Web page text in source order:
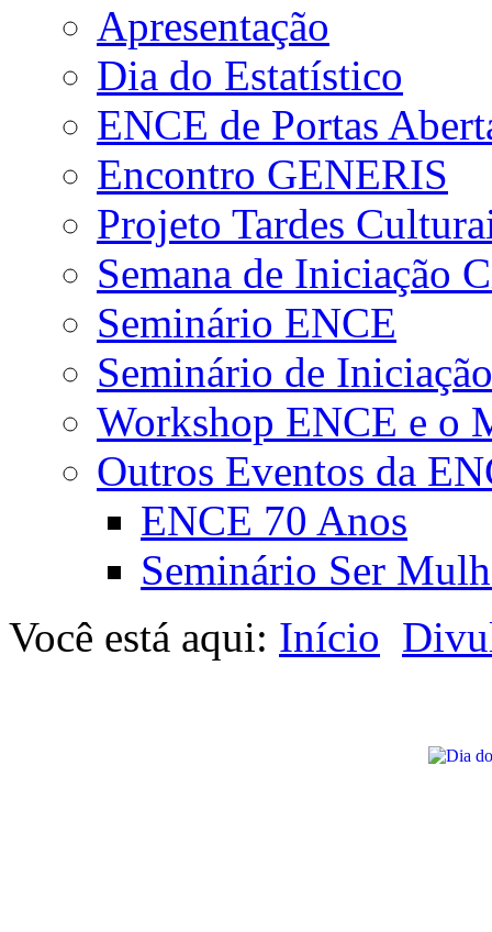
Apresentação
Dia do Estatístico
ENCE de Portas
Encontro GENERIS
Projeto Tardes
Semana de Iniciação
Seminário ENCE
Seminário de
Workshop ENCE e o
Outros Eventos da
ENCE 70 Anos
Seminário Ser
Você está aqui: Início